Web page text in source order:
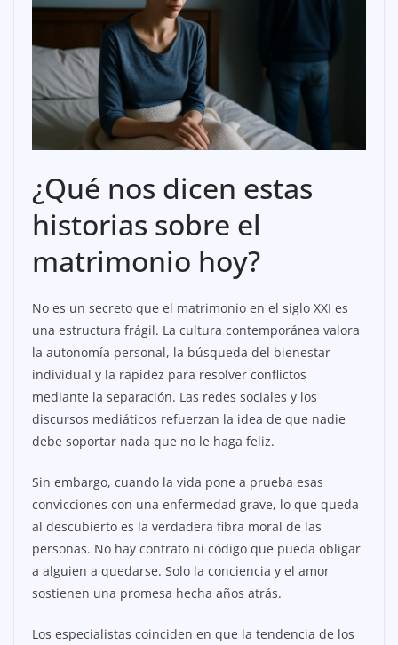
¿Qué nos dicen estas
historias sobre el
matrimonio hoy?
No es un secreto que el matrimonio en el siglo XXI es
una estructura frágil. La cultura contemporánea valora
la autonomía personal, la búsqueda del bienestar
individual y la rapidez para resolver conflictos
mediante la separación. Las redes sociales y los
discursos mediáticos refuerzan la idea de que nadie
debe soportar nada que no le haga feliz.
Sin embargo, cuando la vida pone a prueba esas
convicciones con una enfermedad grave, lo que queda
al descubierto es la verdadera fibra moral de las
personas. No hay contrato ni código que pueda obligar
a alguien a quedarse. Solo la conciencia y el amor
sostienen una promesa hecha años atrás.
Los especialistas coinciden en que la tendencia de los